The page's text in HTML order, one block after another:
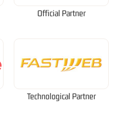
Official Partner
Technological Partner